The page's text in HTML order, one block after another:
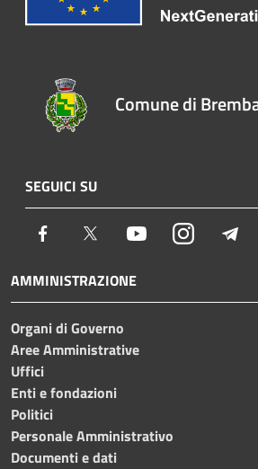
Comune di
SEGUICI SU
Facebook Twitter YoutubeInstagram
AMMINISTRAZIONE
Organi di Governo
Aree Amministrative
Uffici
Enti e fondazioni
Politici
Personale Amministrativo
Documenti e dati